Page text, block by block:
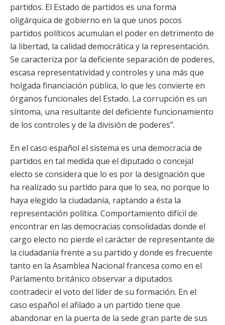
partidos. El Estado de partidos es una forma
oligárquica de gobierno en la que unos pocos
partidos políticos acumulan el poder en detrimento de
la libertad, la calidad democrática y la representación.
Se caracteriza por la deficiente separación de poderes,
escasa representatividad y controles y una más que
holgada financiación pública, lo que les convierte en
órganos funcionales del Estado. La corrupción es un
síntoma, una resultante del deficiente funcionamiento
de los controles y de la división de poderes”.
En el caso español el sistema es una democracia de
partidos en tal medida que el diputado o concejal
electo se considera que lo es por la designación que
ha realizado su partido para que lo sea, no porque lo
haya elegido la ciudadanía, raptando a ésta la
representación política. Comportamiento difícil de
encontrar en las democracias consolidadas donde el
cargo electo no pierde el carácter de representante de
la ciudadanía frente a su partido y donde es frecuente
tanto en la Asamblea Nacional francesa como en el
Parlamento británico observar a diputados
contradecir el voto del líder de su formación. En el
caso español el afilado a un partido tiene que
abandonar en la puerta de la sede gran parte de sus